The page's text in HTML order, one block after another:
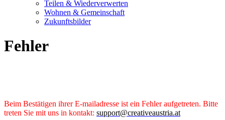
Teilen & Wiederverwerten
Wohnen & Gemeinschaft
Zukunftsbilder
Fehler
Beim Bestätigen ihrer E-mailadresse ist ein Fehler aufgetreten. Bitte
treten Sie mit uns in kontakt: support@creativeaustria.at